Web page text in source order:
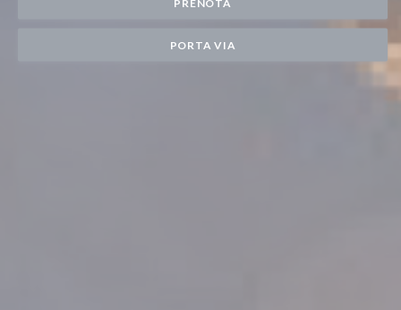
PRENOTA
PORTA VIA